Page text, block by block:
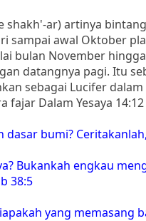
shakh'-ar) artinya
sampai awal Oktober
bulan November
datangnya pagi. Itu
sebagai Lucifer
Dalam Yesaya
bumi?
Bukankah engkau
38:5
yang memasang